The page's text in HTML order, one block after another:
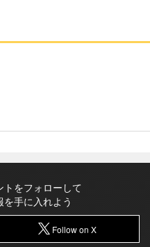
トをフォローして
手に入れよう
Follow on X